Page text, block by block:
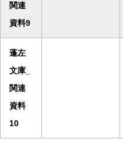
関連
資料9
蓬左
文庫_
関連
資料
10